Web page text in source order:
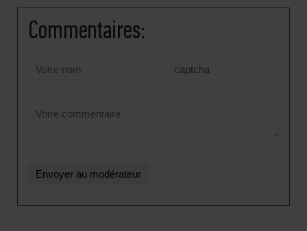
Сommentaires:
captcha